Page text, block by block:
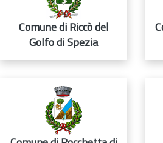
Comune di Riccò del
Golfo di Spezia